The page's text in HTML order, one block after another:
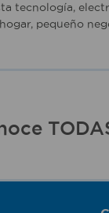
tecnología,
pequeño